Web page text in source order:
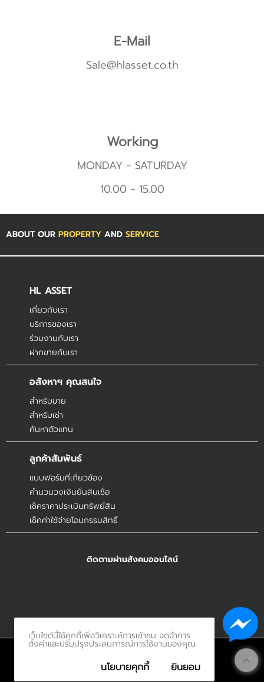
E-Mail
Sale@hlasset.co.th
Working
MONDAY - SATURDAY
10.00 - 15.00
ABOUT OUR PROPERTY AND SERVICE
HL ASSET
เกี่ยวกับเรา
บริการของเรา
ร่วมงานกับเรา
ฝากขายกับเรา
อสังหาฯ คุณสนใจ
สำหรับขาย
สำหรับเช่า
ค้นหาตัวแทน
ลูกค้าสัมพันธ์
แบบฟอร์มที่เกี่ยวข้อง
คำนวนวงเงินยื่นสินเชื่อ
เช็คราคาประเมินทรัพย์สิน
เช็คค่าใช้จ่ายโอนกรรมสิทธิ์
ติดตามผ่านสังคมออนไลน์
Innerethai.com All Rights Reserved.
เว็บไซต์นี้ใช้คุกกี้เพื่อวิเคราะห์การเข้าชม จดจำการ
ตั้งค่าและปรับปรุงประสบการณ์การใช้งานของคุณ
นโยบายคุกกี้ ยินยอม